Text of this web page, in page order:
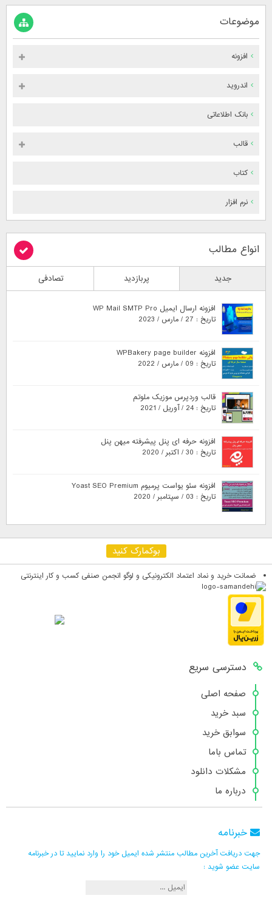
موضوعات
افزونه
اندروید
بانک اطلاعاتی
قالب
کتاب
نرم افزار
انواع مطالب
جدید پربازدید تصادفی
افزونه ارسال ایمیل WP Mail SMTP Pro
تاریخ : 27 / مارس / 2023
افزونه WPBakery page builder
تاریخ : 09 / مارس / 2022
قالب وردپرس موزیک ملوتم
تاریخ : 24 / آوریل / 2021
افزونه حرفه ای پنل پیشرفته میهن پنل
تاریخ : 30 / اکتبر / 2020
افزونه سئو یواست پرمیوم Yoast SEO Premium
تاریخ : 03 / سپتامبر / 2020
بوکمارک کنید
ضمانت خرید و نماد اعتماد الکترونیکی و لوگو انجمن صنفی کسب و کار اینترنتی
دسترسی سریع
صفحه اصلی
سبد خرید
سوابق خرید
تماس باما
مشکلات دانلود
درباره ما
خبرنامه
جهت دریافت آخرین مطالب منتشر شده ایمیل خود را وارد نمایید تا در خبرنامه
سایت عضو شوید :